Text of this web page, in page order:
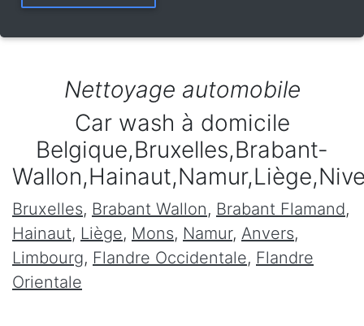
Nettoyage automobile
Car wash à domicile
Belgique,Bruxelles,Brabant-
Bruxelles, Brabant Wallon, Brabant Flamand,
Hainaut, Liège, Mons, Namur, Anvers,
Limbourg, Flandre Occidentale, Flandre
Orientale